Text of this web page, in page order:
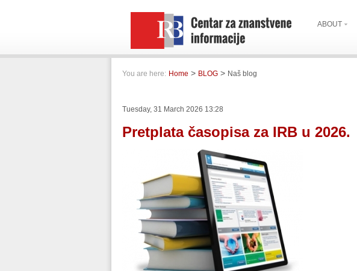
ABOUT
You are here: Home > BLOG > Naš blog
Tuesday, 31 March 2026 13:28
Pretplata časopisa za IRB u 2026.